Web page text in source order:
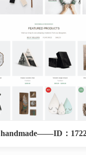
handmade——ID：